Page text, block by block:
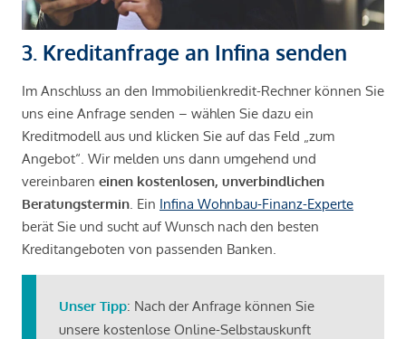
3. Kreditanfrage an Infina senden
Im Anschluss an den Immobilienkredit-Rechner können Sie
uns eine Anfrage senden – wählen Sie dazu ein
Kreditmodell aus und klicken Sie auf das Feld „zum
Angebot“. Wir melden uns dann umgehend und
vereinbaren einen kostenlosen, unverbindlichen
Beratungstermin . Ein Infina Wohnbau-Finanz-Experte
berät Sie und sucht auf Wunsch nach den besten
Kreditangeboten von passenden Banken.
Unser Tipp: Nach der Anfrage können Sie
unsere kostenlose Online-Selbstauskunft